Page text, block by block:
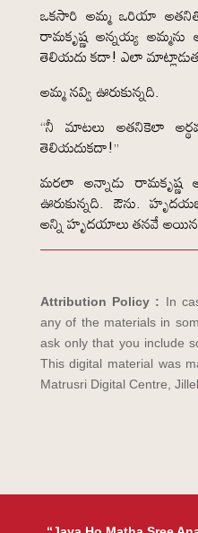
ఒకసారి అమ్మ ఒరియా అతనితో
రామకృష్ణ అన్నయ్య
తెలియదు కదా! ఎలా
అమ్మ నవ్వి ఊరుకున్నది.
“నీ మాటలు అతనికెలా
తెలియదుకదా!”
మరలా అన్నాడు రామకృష్ణ
ఊరుకున్నది. ఔను.
అన్ని హృదయాలు తనవే
Attribution Policy : In
any of the materials in
ask only that you include
This digital material was
Matrusri Digital Centre,